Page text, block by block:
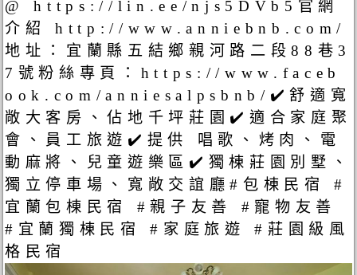
@ https://lin.ee/njs5DVb5官網
介紹 http://www.anniebnb.com/
地址：宜蘭縣五結鄉親河路二段88巷3
7號粉絲專頁：https://www.faceb
ook.com/anniesalpsbnb/✔️舒適寬
敞大客房、佔地千坪莊園✔️適合家庭聚
會、員工旅遊✔️提供 唱歌、烤肉、電
動麻將、兒童遊樂區✔️獨棟莊園別墅、
獨立停車場、寬敞交誼廳#包棟民宿 #
宜蘭包棟民宿 #親子友善 #寵物友善
#宜蘭獨棟民宿 #家庭旅遊 #莊園級風
格民宿